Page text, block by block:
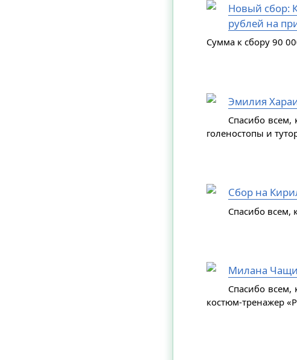
Новый сбор:
рублей на
Сумма к сбору 90
Эмилия
Спасибо всем,
голеностопы и
Сбор на
Спасибо всем,
Милана
Спасибо всем,
костюм-тренажер